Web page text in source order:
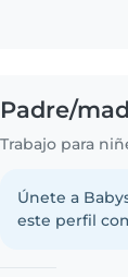
Padre/
Únete a
este perfil